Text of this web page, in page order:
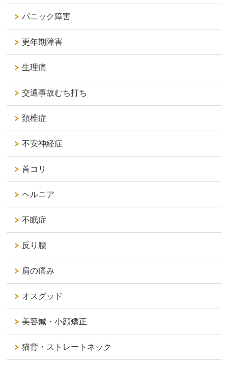
パニック障害
更年期障害
生理痛
交通事故むち打ち
頚椎症
不安神経症
首コリ
ヘルニア
不眠症
反り腰
肩の痛み
オスグッド
美容鍼・小顔矯正
猫背・ストレートネック